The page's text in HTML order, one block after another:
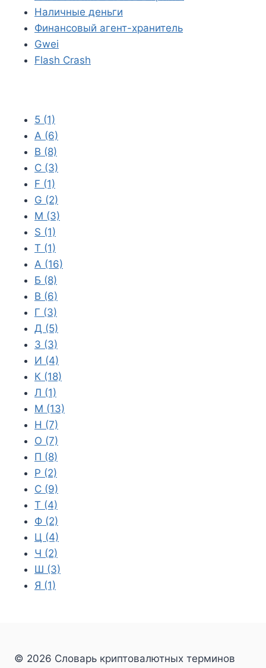
Наличные деньги
Финансовый агент-хранитель
Gwei
Flash Crash
5 (1)
A (6)
B (8)
C (3)
F (1)
G (2)
M (3)
S (1)
T (1)
А (16)
Б (8)
В (6)
Г (3)
Д (5)
З (3)
И (4)
К (18)
Л (1)
М (13)
Н (7)
О (7)
П (8)
Р (2)
С (9)
Т (4)
Ф (2)
Ц (4)
Ч (2)
Ш (3)
Я (1)
© 2026 Словарь криптовалютных терминов